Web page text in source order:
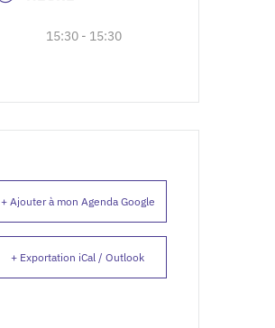
15:30 - 15:30
+ Ajouter à mon Agenda Google
+ Exportation iCal / Outlook